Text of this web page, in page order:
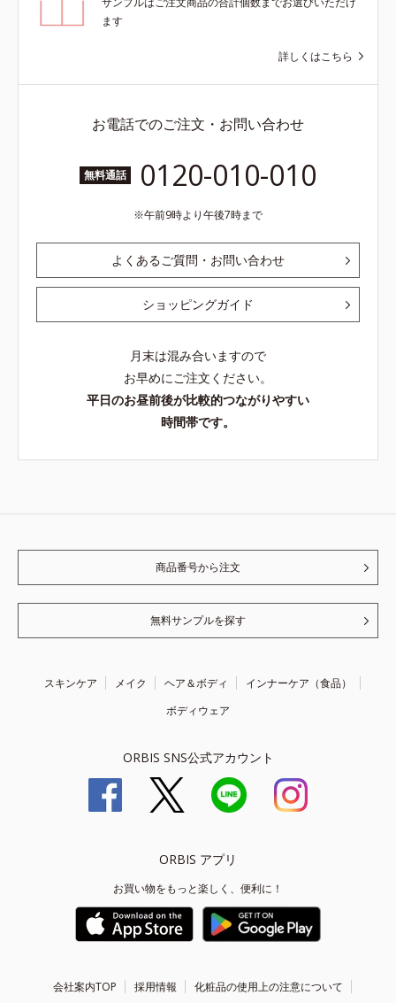
ます
詳しくはこちら
お電話でのご注文・お問い合わせ
無料通話 0120-010-010
午前9時より午後7時まで
よくあるご質問・お問い合わせ
ショッピングガイド
月末は混み合いますので
お早めにご注文ください。
平日のお昼前後が比較的つながりやすい
時間帯です。
商品番号から注文
無料サンプルを探す
スキンケア メイク ヘア＆ボディ
インナーケア（食品）
ボディウェア
ORBIS SNS公式アカウント
ORBIS アプリ
お買い物をもっと楽しく、便利に！
会社案内TOP 採用情報 化粧品の使用上の注意について